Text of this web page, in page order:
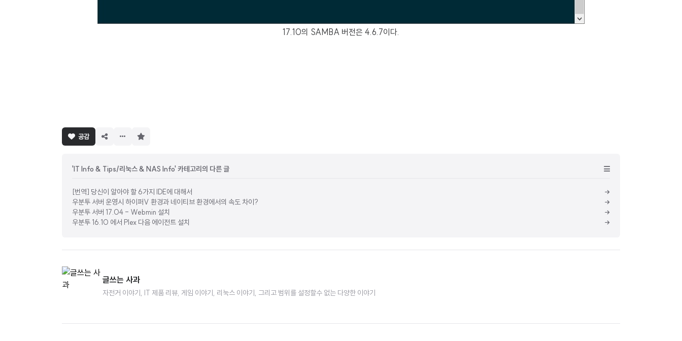
17.10의 SAMBA 버전은 4.6.7이다.
공감
'IT Info & Tips/리눅스 & NAS Info' 카테고리의 다른 글
[번역] 당신이 알아야 할 6가지 IDE에 대해서
우분투 서버 운영시 하이퍼V 환경과 네이티브 환경에서의 속도 차이?
우분투 서버 17.04 - Webmin 설치
우분투 16.10 에서 Plex 다음 에이전트 설치
글쓰는 사과
자전거 이야기, IT 제품 리뷰, 게임 이야기, 리눅스 이야기, 그리고 범위를 설정할수 없는 다양한 이야기